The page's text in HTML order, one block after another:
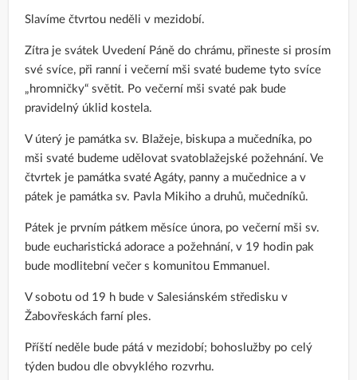
Slavíme čtvrtou neděli v mezidobí.
Zítra je svátek Uvedení Páně do chrámu, přineste si prosím
své svíce, při ranní i večerní mši svaté budeme tyto svíce
„hromničky“ světit. Po večerní mši svaté pak bude
pravidelný úklid kostela.
V úterý je památka sv. Blažeje, biskupa a mučedníka, po
mši svaté budeme udělovat svatoblažejské požehnání. Ve
čtvrtek je památka svaté Agáty, panny a mučednice a v
pátek je památka sv. Pavla Mikiho a druhů, mučedníků.
Pátek je prvním pátkem měsíce února, po večerní mši sv.
bude eucharistická adorace a požehnání, v 19 hodin pak
bude modlitební večer s komunitou Emmanuel.
V sobotu od 19 h bude v Salesiánském středisku v
Žabovřeskách farní ples.
Příští neděle bude pátá v mezidobí; bohoslužby po celý
týden budou dle obvyklého rozvrhu.